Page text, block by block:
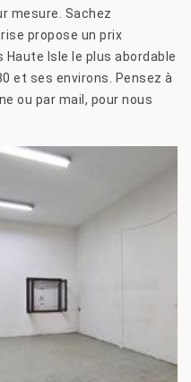
mesure. Sachez
propose un prix
Isle le plus abordable
et ses environs. Pensez à
ou par mail, pour nous